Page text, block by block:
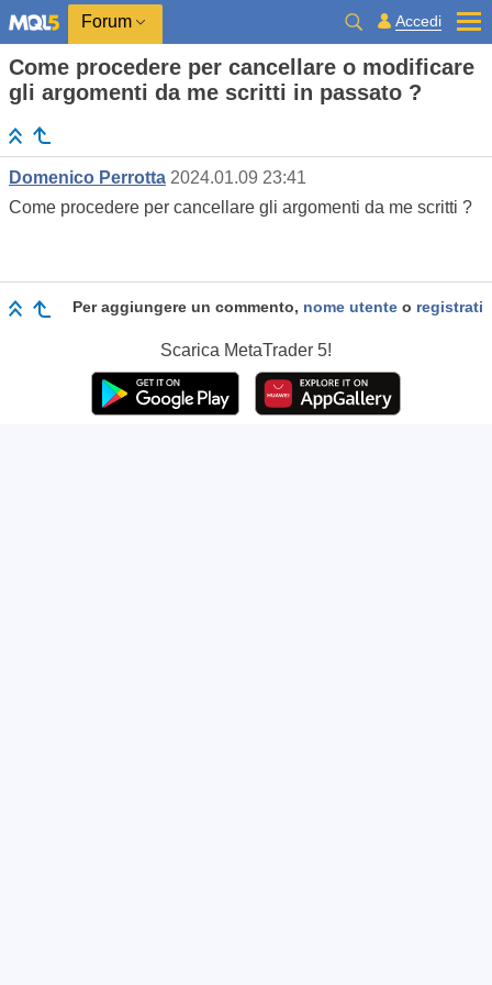
Forum Accedi
Come procedere per cancellare o modificare
gli argomenti da me scritti in passato ?
Domenico Perrotta 2024.01.09 23:41
Come procedere per cancellare gli argomenti da me scritti ?
Per aggiungere un commento, nome utente o registrati
Scarica MetaTrader 5!